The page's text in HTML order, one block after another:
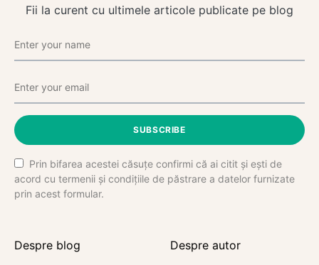
Fii la curent cu ultimele articole publicate pe blog
SUBSCRIBE
Prin bifarea acestei căsuțe confirmi că ai citit și ești de
acord cu termenii și condițiile de păstrare a datelor furnizate
prin acest formular.
Despre blog Despre autor